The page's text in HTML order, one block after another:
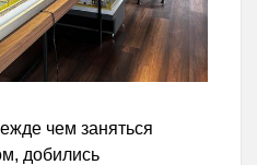
чем заняться
добились